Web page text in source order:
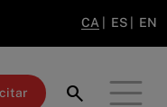
CA | ES| EN
search